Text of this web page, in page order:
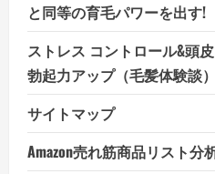
と同等の育毛パワーを出す!
ストレス コントロール&頭
勃起力アップ（毛髪体験談）
サイトマップ
Amazon売れ筋商品リスト分